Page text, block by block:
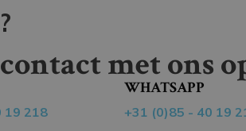
met ons
19 218
WHATSAPP
+31 (0)85 - 40 19